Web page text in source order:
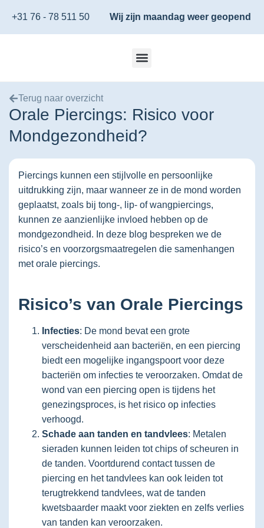
+31 76 - 78 511 50 Wij zijn maandag weer geopend
Terug naar overzicht
Orale Piercings: Risico voor
Mondgezondheid?
Piercings kunnen een stijlvolle en persoonlijke
uitdrukking zijn, maar wanneer ze in de mond worden
geplaatst, zoals bij tong-, lip- of wangpiercings,
kunnen ze aanzienlijke invloed hebben op de
mondgezondheid. In deze blog bespreken we de
risico’s en voorzorgsmaatregelen die samenhangen
met orale piercings.
Risico’s van Orale Piercings
Infecties: De mond bevat een grote
verscheidenheid aan bacteriën, en een piercing
biedt een mogelijke ingangspoort voor deze
bacteriën om infecties te veroorzaken. Omdat de
wond van een piercing open is tijdens het
genezingsproces, is het risico op infecties
verhoogd.
Schade aan tanden en tandvlees: Metalen
sieraden kunnen leiden tot chips of scheuren in
de tanden. Voortdurend contact tussen de
piercing en het tandvlees kan ook leiden tot
terugtrekkend tandvlees, wat de tanden
kwetsbaarder maakt voor ziekten en zelfs verlies
van tanden kan veroorzaken.